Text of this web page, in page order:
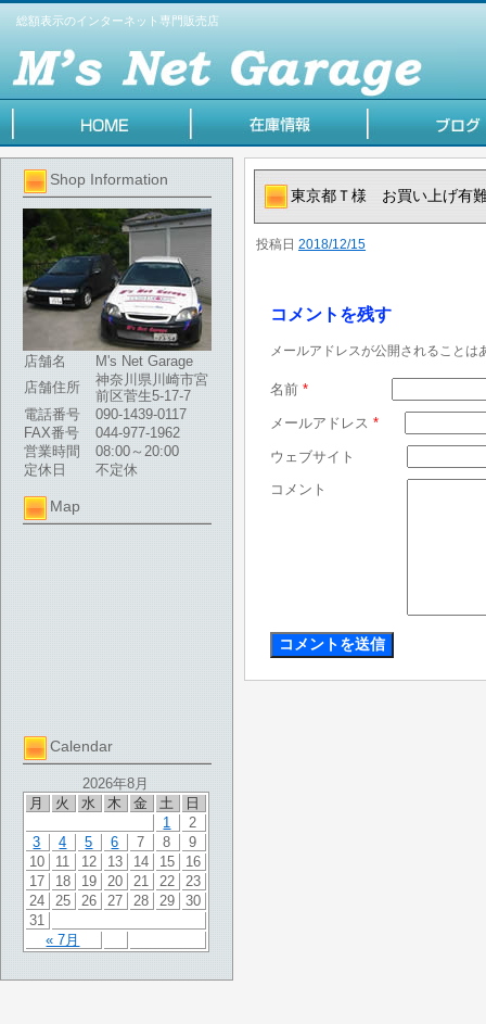
総額表示のインターネット専門販売店
Shop Information
店舗名
M's Net Garage
店舗住所
神奈川県川崎市宮
前区菅生5-17-7
電話番号
090-1439-0117
FAX番号
044-977-1962
営業時間
08:00～20:00
定休日
不定休
Map
Calendar
2026年8月
月
火 水 木 金 土 日
« 7月
1
2
3
4 5 6 7 8
9
10
11 12 13 14 15
16
17
18 19 20 21 22
23
24
25 26 27 28 29
30
31
東京都Ｔ様 お買い上げ有
投稿日 2018/12/15
コメントを残す
メールアドレスが公開されることは
名前 *
メールアドレス *
ウェブサイト
コメント